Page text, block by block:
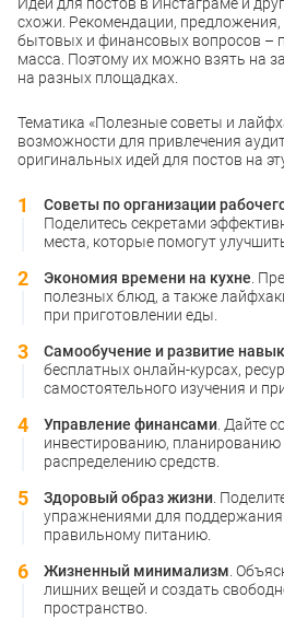
схожи. Рекомендации,
бытовых и финансовых вопросов –
масса. Поэтому их можно взять на
на разных площадках.
Тематика «Полезные советы и
возможности для привлечения
оригинальных идей для постов на
Советы по организации
Поделитесь секретами
места, которые помогут
Экономия времени на кухне .
полезных блюд, а также
при приготовлении еды.
Самообучение и развитие
бесплатных онлайн-курсах,
самостоятельного изучения и
Управление финансами . Дайте
инвестированию,
распределению средств.
Здоровый образ жизни .
упражнениями для
правильному питанию.
Жизненный минимализм .
лишних вещей и создать
пространство.